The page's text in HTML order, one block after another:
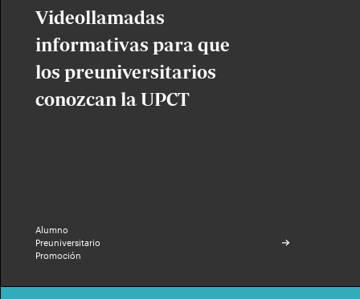
Videollamadas
informativas para que
los preuniversitarios
conozcan la UPCT
Alumno
Preuniversitario
Promoción